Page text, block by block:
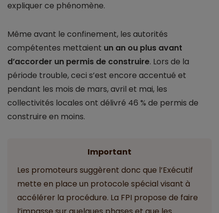
expliquer ce phénomène.
Même avant le confinement, les autorités
compétentes mettaient un an ou plus avant
d’accorder un permis de construire. Lors de la
période trouble, ceci s’est encore accentué et
pendant les mois de mars, avril et mai, les
collectivités locales ont délivré 46 % de permis de
construire en moins.
Important
Les promoteurs suggèrent donc que l’Exécutif
mette en place un protocole spécial visant à
accélérer la procédure. La FPI propose de faire